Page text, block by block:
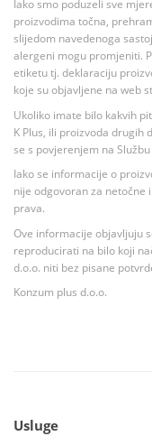
Iako smo poduzeli sve
proizvodima točna,
slijedom navedenoga
alergeni mogu promjeniti.
etiketu tj. deklaraciju
koje su objavljene na web
Ukoliko imate bilo kakvih
K Plus, ili proizvoda drugih
se s povjerenjem na
Iako se informacije o
nije odgovoran za netočne
prava.
Ove informacije objavljuju
reproducirati na bilo koji
d.o.o. niti bez pisane
Konzum plus d.o.o.
Usluge